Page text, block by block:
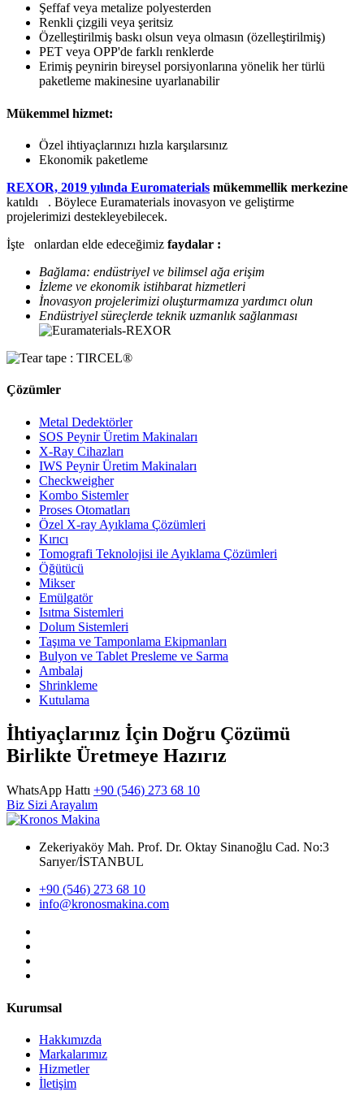
Şeffaf veya metalize polyesterden
Renkli çizgili veya şeritsiz
Özelleştirilmiş baskı olsun veya olmasın (özelleştirilmiş)
PET veya OPP'de farklı renklerde
Erimiş peynirin bireysel porsiyonlarına yönelik her türlü
paketleme makinesine uyarlanabilir
Mükemmel hizmet:
Özel ihtiyaçlarınızı hızla karşılarsınız
Ekonomik paketleme
REXOR, 2019 yılında Euromaterials mükemmellik merkezine
katıldı . Böylece Euramaterials inovasyon ve geliştirme
projelerimizi destekleyebilecek.
İşte onlardan elde edeceğimiz faydalar :
Bağlama: endüstriyel ve bilimsel ağa erişim
İzleme ve ekonomik istihbarat hizmetleri
İnovasyon projelerimizi oluşturmamıza yardımcı olun
Endüstriyel süreçlerde teknik uzmanlık sağlanması
Çözümler
Metal Dedektörler
SOS Peynir Üretim Makinaları
X-Ray Cihazları
IWS Peynir Üretim Makinaları
Checkweigher
Kombo Sistemler
Proses Otomatları
Özel X-ray Ayıklama Çözümleri
Kırıcı
Tomografi Teknolojisi ile Ayıklama Çözümleri
Öğütücü
Mikser
Emülgatör
Isıtma Sistemleri
Dolum Sistemleri
Taşıma ve Tamponlama Ekipmanları
Bulyon ve Tablet Presleme ve Sarma
Ambalaj
Shrinkleme
Kutulama
İhtiyaçlarınız İçin Doğru Çözümü
Birlikte Üretmeye Hazırız
WhatsApp Hattı +90 (546) 273 68 10
Biz Sizi Arayalım
Zekeriyaköy Mah. Prof. Dr. Oktay Sinanoğlu Cad. No:3
Sarıyer/İSTANBUL
+90 (546) 273 68 10
info@kronosmakina.com
Kurumsal
Hakkımızda
Markalarımız
Hizmetler
İletişim